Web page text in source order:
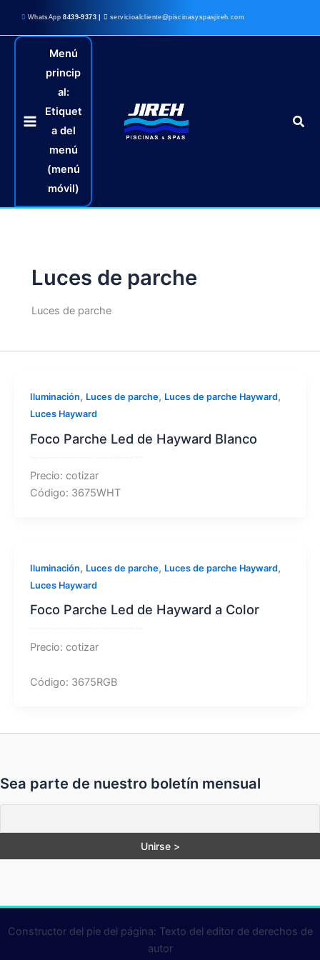
contenido
WhatsApp8439-9373 | servicioalcliente@piscinasyspasjireh.com
Menú
princip
al:
Etiquet
a del
menú
(menú
móvil)
Luces de parche
Luces de parche
Iluminación, Luces de parche, Luces de parche Hayward,
Luces Hayward
Foco Parche Led de Hayward Blanco
Precio: cotizar
Código: 3675WHT
Iluminación, Luces de parche, Luces de parche Hayward,
Luces Hayward
Foco Parche Led de Hayward a Color
Precio: cotizar
Código: 3675RGB
Sea parte de nuestro boletín mensual
Constructor del pie del página: Texto del editor de derechos de
autor